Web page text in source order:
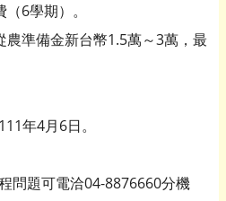
6學期）。
準備金新台幣1.5萬～3萬，最
年4月6日。
問題可電洽04-8876660分機